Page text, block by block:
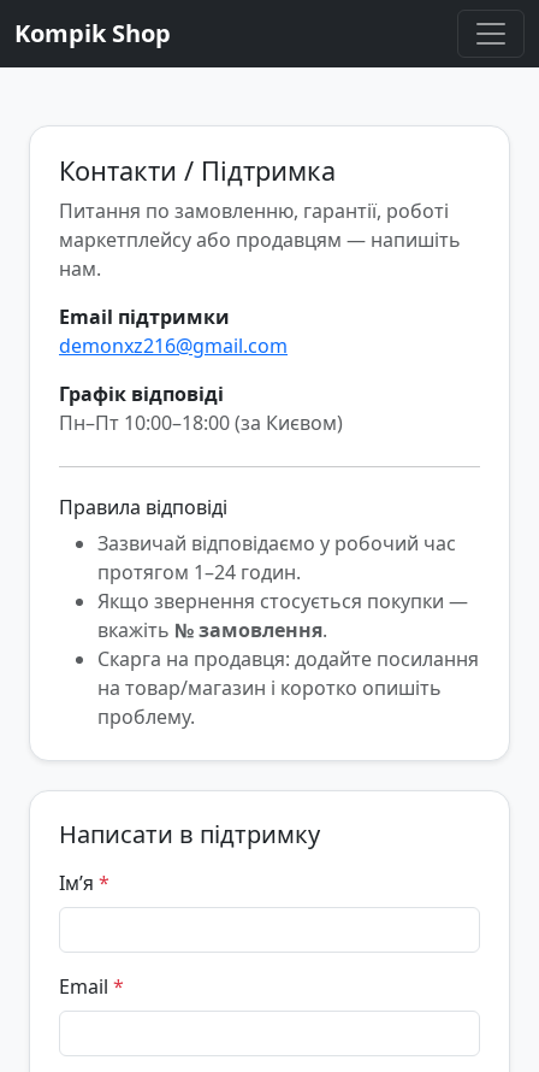
Kompik Shop
Контакти / Підтримка
Питання по замовленню, гарантії, роботі
маркетплейсу або продавцям — напишіть
нам.
Email підтримки
demonxz216@gmail.com
Графік відповіді
Пн–Пт 10:00–18:00 (за Києвом)
Правила відповіді
Зазвичай відповідаємо у робочий час
протягом 1–24 годин.
Якщо звернення стосується покупки —
вкажіть № замовлення.
Скарга на продавця: додайте посилання
на товар/магазин і коротко опишіть
проблему.
Написати в підтримку
Ім’я *
Email *